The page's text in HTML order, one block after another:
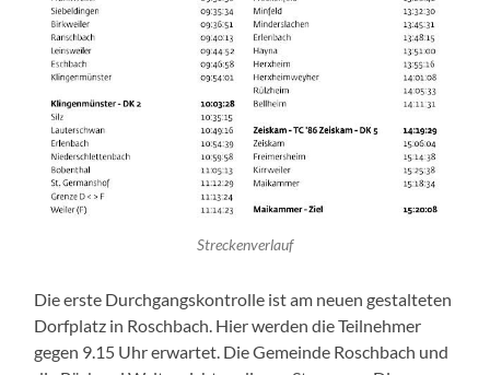
Streckenverlauf
Die erste Durchgangskontrolle ist am neuen gestalteten
Dorfplatz in Roschbach. Hier werden die Teilnehmer
gegen 9.15 Uhr erwartet. Die Gemeinde Roschbach und